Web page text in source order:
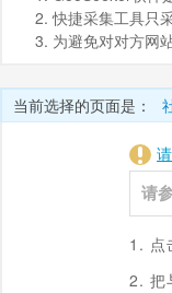
2. 快捷采集工具只
3. 为避免对对方网
当前选择的页面是：
1. 点
2. 把